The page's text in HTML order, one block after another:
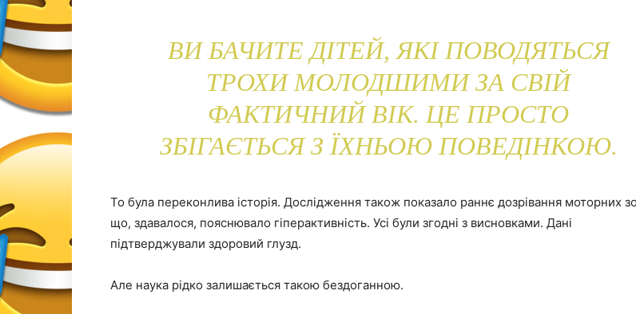
ВИ БАЧИТЕ ДІТЕЙ, ЯКІ ПОВОДЯТЬСЯ
ТРОХИ МОЛОДШИМИ ЗА СВІЙ
ФАКТИЧНИЙ ВІК. ЦЕ ПРОСТО
ЗБІГАЄТЬСЯ З ЇХНЬОЮ ПОВЕДІНКОЮ.
То була переконлива історія. Дослідження також показало раннє дозрівання моторних
що, здавалося, пояснювало гіперактивність. Усі були згодні з висновками. Дані
підтверджували здоровий глузд.
Але наука рідко залишається такою бездоганною.